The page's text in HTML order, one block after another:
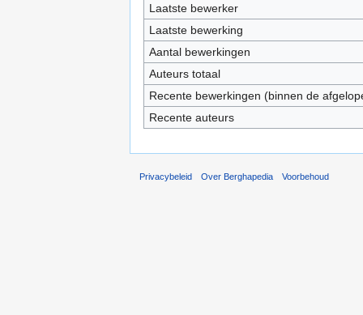
Laatste bewerker
Laatste bewerking
Aantal bewerkingen
Auteurs totaal
Recente bewerkingen (binnen de
Recente auteurs
Privacybeleid Over Berghapedia Voorbehoud